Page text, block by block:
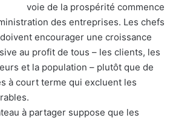
voie de la prospérité commence
des entreprises. Les chefs
encourager une croissance
au profit de tous – les clients, les
et la population – plutôt que de
à court terme qui excluent les
à partager suppose que les